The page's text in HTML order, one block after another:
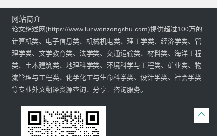

网站简介
论文综述网(https://www.lunwenzongshu.com)提供超过100万的
计算机类、电子信息类、机械机电类、理工学类、经济学类、管
理学类、文学教育类、法学类、交通运输类、材料类、海洋工程
类、土木建筑类、地理科学类、环境科学与工程类、矿业类、物
流管理与工程类、化学化工与生命科学类、设计学类、社会学类
等专业外文翻译资源查询、分享、咨询服务。